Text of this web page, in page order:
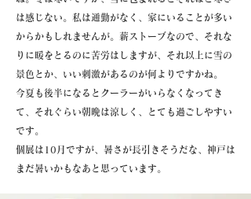
は感じない。私は通勤がなく、家にいることが多い
からかもしれませんが。薪ストーブなので、それな
りに暖をとるのに苦労はしますが、それ以上に雪の
景色とか、いい刺激があるのが何よりですかね。
今夏も後半になるとクーラーがいらなくなってき
て、それぐらい朝晩は涼しく、とても過ごしやすい
です。
個展は10月ですが、暑さが長引きそうだな、神戸は
まだ暑いかもなあと思っています。